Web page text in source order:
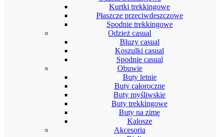
Kurtki trekkingowe
Płaszcze przeciwdeszczowe
Spodnie trekkingowe
Odzież casual
Bluzy casual
Koszulki casual
Spodnie casual
Obuwie
Buty letnie
Buty całoroczne
Buty myśliwskie
Buty trekkingowe
Buty na zimę
Kalosze
Akcesoria